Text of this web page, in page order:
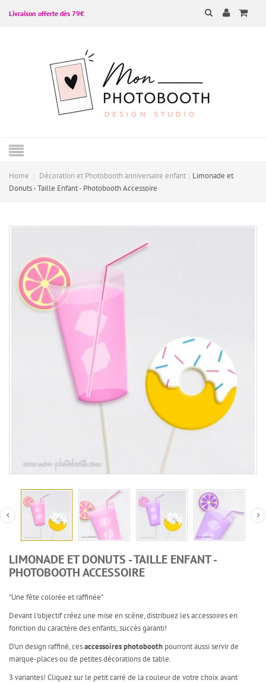
Livraison offerte dès 79€
Home Décoration et Photobooth anniversaire enfant
Limonade et
Donuts - Taille Enfant - Photobooth Accessoire
LIMONADE ET DONUTS - TAILLE ENFANT -
PHOTOBOOTH ACCESSOIRE
"Une fête colorée et raffinée"
Devant l'objectif créez une mise en scène, distribuez les accessoires en
fonction du caractère des enfants; succès garanti!
D'un design raffiné, cesaccessoires photobooth pourront aussi servir de
marque-places ou de petites décorations de table.
3 variantes! Cliquez sur le petit carré de la couleur de votre choix avant